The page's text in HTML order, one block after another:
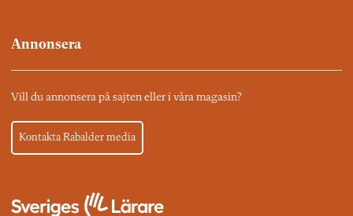
Annonsera
Vill du annonsera på sajten eller i våra magasin?
Kontakta Rabalder media